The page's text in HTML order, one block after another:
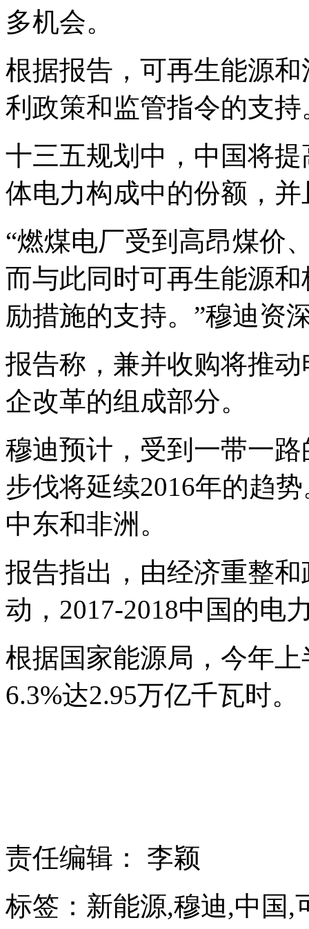
多机会。
根据报告，可再生能源
利政策和监管指令的支持
十三五规划中，中国将
体电力构成中的份额，
“燃煤电厂受到高昂煤价
而与此同时可再生能源
励措施的支持。”穆迪资
报告称，兼并收购将推
企改革的组成部分。
穆迪预计，受到一带一
步伐将延续2016年的趋
中东和非洲。
报告指出，由经济重整
动，2017-2018中国的电
根据国家能源局，今年
6.3%达2.95万亿千瓦时。
责任编辑： 李颖
标签：新能源,穆迪,中国,